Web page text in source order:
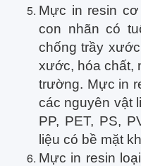
Mực in resin
con nhãn có
chống trầy
xước, hóa chất,
trường. Mực in
các nguyên vật
PP, PET, PS,
liệu có bề mặt
Mực in resin